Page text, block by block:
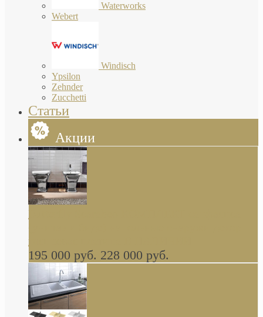
Waterworks
Webert
Windisch
Ypsilon
Zehnder
Zucchetti
Статьи
Акции
Butterfly Scarabeo КОМПЛЕКТ санфаянса
глянцевая платина В НАЛИЧИИ
195 000 руб. 228 000 руб.